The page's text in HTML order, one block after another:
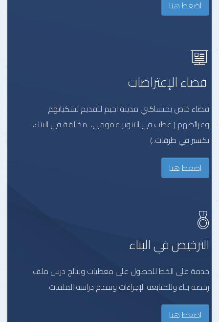
اضغط هنا
فضاء الإعتراضات
فضاء خاص بمتساكني مدينة اجيم لتقديم تشكياتهم
وعرائضهم ( عطب في التنوير عمومي، مخالفة في البناء،
تكسير في طرقات..)
اضغط هنا
الترخيص في البناء
خدمة على الخط للحصول على معطيات ونتائج درس ملف
رخصة بناء وللمتابعة الإجراءات وتقدم دراسة الملفات
اضغط هنا